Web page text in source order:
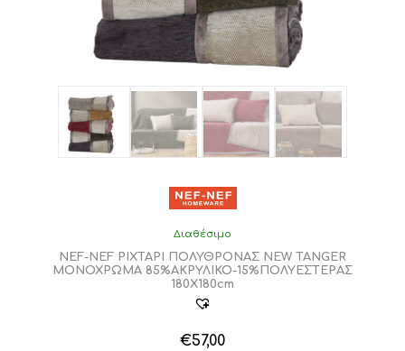
Διαθέσιμο
NEF-NEF ΡΙΧΤΑΡΙ ΠΟΛΥΘΡΟΝΑΣ NEW TANGER
ΜΟΝΟΧΡΩΜΑ 85%ΑΚΡΥΛΙΚΟ-15%ΠΟΛΥΕΣΤΕΡΑΣ
180X180cm
€57,00